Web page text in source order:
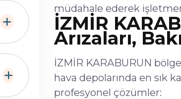
müdahale ederek
İZMİR
Arızaları,
İZMİR KARABURUN
hava depolarında en sık
profesyonel çözümler: